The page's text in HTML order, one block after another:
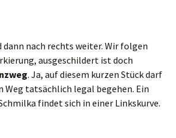
dann nach rechts weiter. Wir folgen
ausgeschildert ist doch
. Ja, auf diesem kurzen Stück darf
Weg tatsächlich legal begehen. Ein
findet sich in einer Linkskurve.